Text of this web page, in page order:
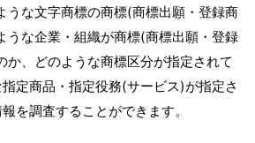
うな文字商標の商標(商標出願・登録商
うな企業・組織が商標(商標出願・登録
か、どのような商標区分が指定されて
定商品・指定役務(サービス)が指定さ
を調査することができます。